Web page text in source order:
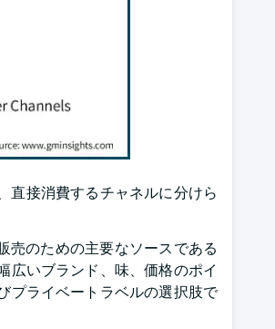
直接消費するチャネルに分けら
売のための主要なソースである
広いブランド、味、価格のポイ
プライベートラベルの選択肢で